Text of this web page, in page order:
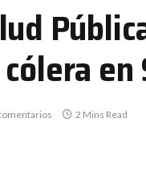
2 Mins Read